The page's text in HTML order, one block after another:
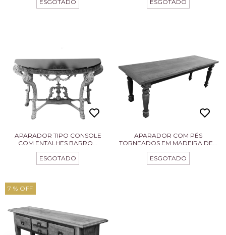
ESGOTADO
ESGOTADO
APARADOR TIPO CONSOLE
COM ENTALHES BARRO...
ESGOTADO
APARADOR COM PÉS
TORNEADOS EM MADEIRA DE...
ESGOTADO
7 % OFF